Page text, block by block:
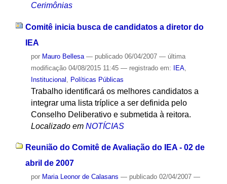
Cerimônias
Comitê inicia busca de candidatos a diretor do
IEA
por Mauro Bellesa — publicado06/04/2007 — última
modificação04/08/2015 11:45 — registrado em: IEA,
Institucional
Políticas Públicas
Trabalho identificará os melhores candidatos a
integrar uma lista tríplice a ser definida pelo
Conselho Deliberativo e submetida à reitora.
Localizado em NOTÍCIAS
Reunião do Comitê de Avaliação do IEA - 02 de
abril de 2007
por Maria Leonor de Calasans — publicado02/04/2007 —